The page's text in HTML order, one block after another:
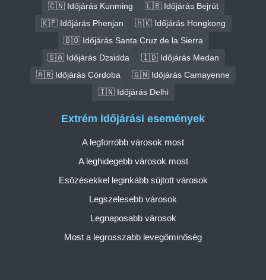
🇨🇳 Időjárás Kunming
🇱🇧 Időjárás Bejrút
🇰🇵 Időjárás Phenjan
🇭🇰 Időjárás Hongkong
🇧🇴 Időjárás Santa Cruz de la Sierra
🇸🇦 Időjárás Dzsidda
🇮🇩 Időjárás Medan
🇦🇷 Időjárás Córdoba
🇬🇳 Időjárás Camayenne
🇮🇳 Időjárás Delhi
Extrém időjárási események
A legforróbb városok most
A leghidegebb városok most
Esőzésekkel leginkább sújtott városok
Legszelesebb városok
Legnaposabb városok
Most a legrosszabb levegőminőség